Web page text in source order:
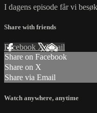
I dagens episode får vi
Share with friends
Facebook XEmail
Share on Facebook
Share on X
Share via Email
Watch anywhere, anytime